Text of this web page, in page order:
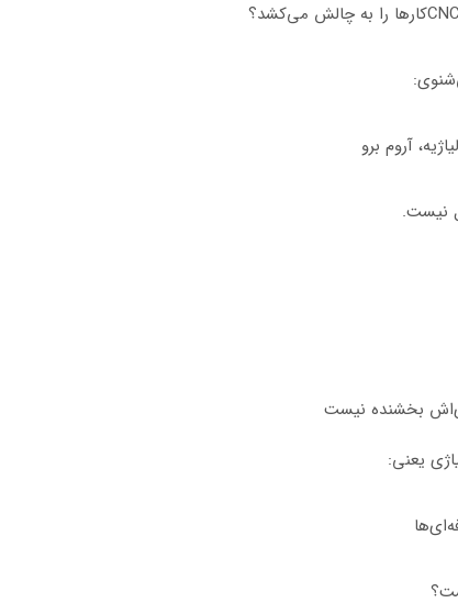
آروم برو
نیست.
بخشنده نیست